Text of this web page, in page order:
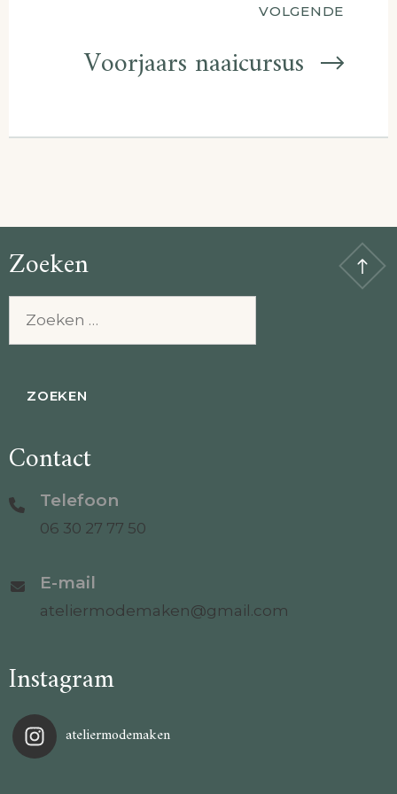
VOLGENDE
Voorjaars naaicursus
Zoeken
Contact
Telefoon
06 30 27 77 50
E-mail
ateliermodemaken@gmail.com
Instagram
ateliermodemaken